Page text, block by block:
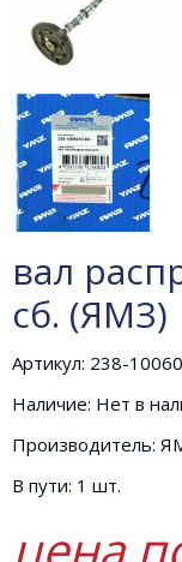
вал
сб. (ЯМЗ)
Артикул: 238-
Наличие: Нет в
Производитель:
В пути: 1 шт.